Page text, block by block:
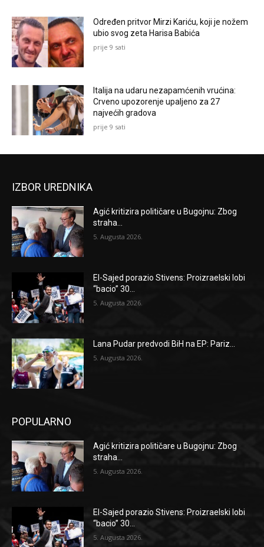
Određen pritvor Mirzi Kariću, koji je nožem
ubio svog zeta Harisa Babića
prije 9 sati
Italija na udaru nezapamćenih vrućina:
Crveno upozorenje upaljeno za 27
najvećih gradova
prije 9 sati
IZBOR UREDNIKA
Agić kritizira političare u Bugojnu: Zbog
straha...
5. Augusta 2026.
El-Sajed porazio Stivens: Proizraelski lobi
“bacio” 30...
5. Augusta 2026.
Lana Pudar predvodi BiH na EP: Pariz...
5. Augusta 2026.
POPULARNO
Agić kritizira političare u Bugojnu: Zbog
straha...
5. Augusta 2026.
El-Sajed porazio Stivens: Proizraelski lobi
“bacio” 30...
5. Augusta 2026.